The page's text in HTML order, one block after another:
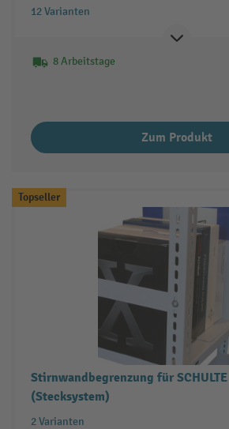
12 Varianten
8 Arbeitstage
Zum Produkt
Topseller
Stirnwandbegrenzung für
(Stecksystem)
2 Varianten